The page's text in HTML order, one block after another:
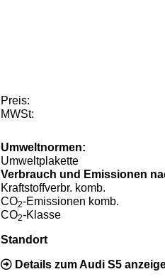
Preis:
MWSt:
Umweltnormen:
Umweltplakette
Verbrauch und Emissionen
Kraftstoffverbr. komb.
CO2-Emissionen komb.
CO2-Klasse
Standort
Details zum Audi S5